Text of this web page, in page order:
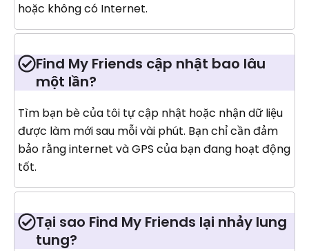
hoặc không có Internet.
Find My Friends cập nhật bao lâu
một lần?
Tìm bạn bè của tôi tự cập nhật hoặc nhận dữ liệu
được làm mới sau mỗi vài phút. Bạn chỉ cần đảm
bảo rằng internet và GPS của bạn đang hoạt động
tốt.
Tại sao Find My Friends lại nhảy lung
tung?